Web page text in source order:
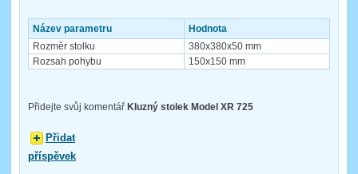
Název parametru
Hodnota
Rozměr stolku
380x380x50 mm
Rozsah pohybu
150x150 mm
Přidejte svůj komentář Kluzný stolek Model XR 725
Přidat
příspěvek